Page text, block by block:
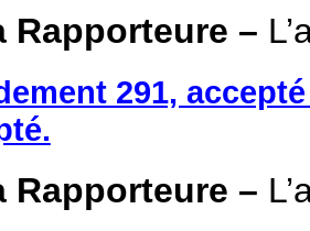
Rapporteure –
291,
Rapporteure –